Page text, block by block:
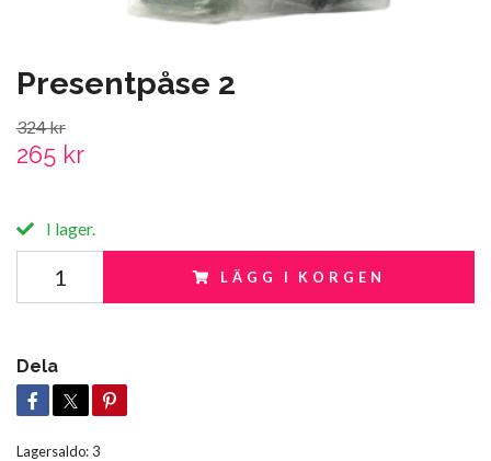
Presentpåse 2
324 kr
265 kr
I lager.
LÄGG I KORGEN
Dela
Lagersaldo: 3